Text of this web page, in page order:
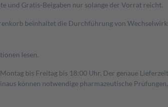
und Gratis-Beigaben nur solange der Vorrat reicht.
beinhaltet die Durchführung von
lesen.
bis Freitag bis 18:00 Uhr. Der genaue
können notwendige pharmazeutische